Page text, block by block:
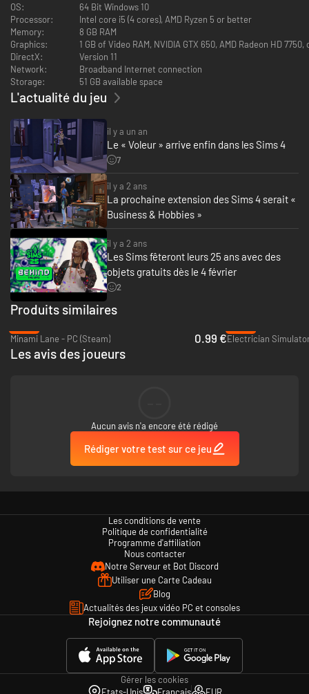
OS:
64 Bit Windows 10
Processor:
Intel core i5 (4 cores), AMD Ryzen 5 or better
Memory:
8 GB RAM
Graphics:
1 GB of Video RAM, NVIDIA GTX 650, AMD Radeon HD
DirectX:
Version 11
Network:
Broadband Internet connection
Storage:
51 GB available space
L'actualité du jeu
il y a un an
Le « Voleur » arrive enfin dans les Sims 4
7
il y a 2 ans
La prochaine extension des Sims 4 serait «
Business & Hobbies »
il y a 2 ans
Les Sims fêteront leurs 25 ans avec des
objets gratuits dès le 4 février
2
Produits similaires
Minami Lane - PC (Steam)
0.99 €Electrician
Les avis des joueurs
Aucun avis n'a encore été rédigé
Rédiger votre test sur ce jeu
Les conditions de vente
Politique de confidentialité
Programme d'affiliation
Nous contacter
Notre Serveur et Bot Discord
Utiliser une Carte Cadeau
Blog
Actualités des jeux vidéo PC et consoles
Rejoignez notre communauté
Gérer les cookies